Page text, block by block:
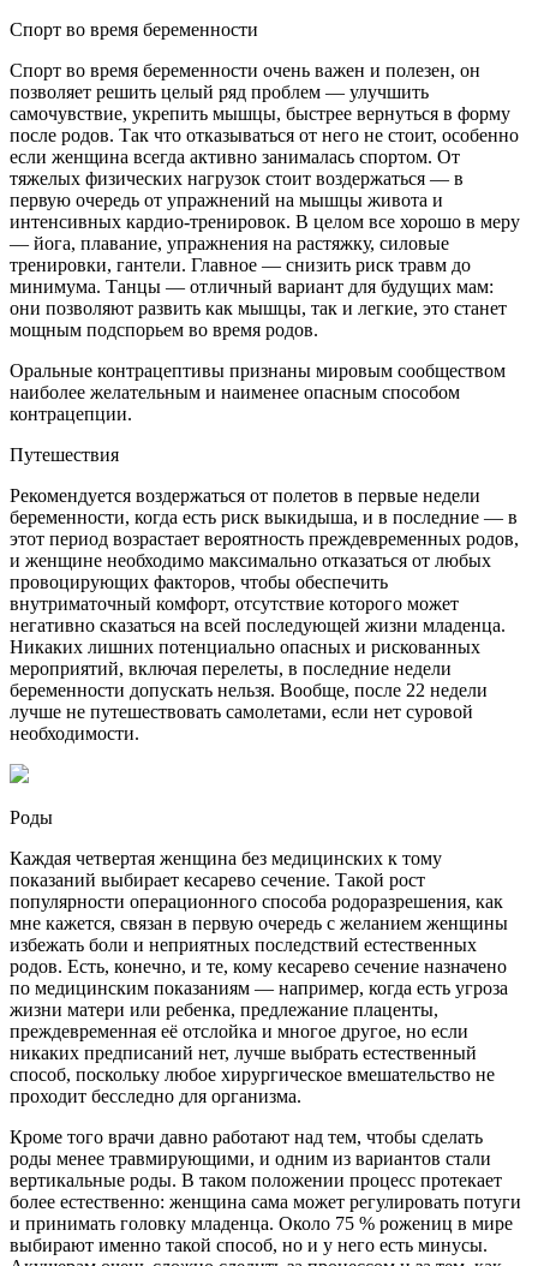
Спорт во время беременности
Спорт во время беременности очень важен и полезен, он
позволяет решить целый ряд проблем — улучшить
самочувствие, укрепить мышцы, быстрее вернуться в форму
после родов. Так что отказываться от него не стоит, особенно
если женщина всегда активно занималась спортом. От
тяжелых физических нагрузок стоит воздержаться — в
первую очередь от упражнений на мышцы живота и
интенсивных кардио-тренировок. В целом все хорошо в меру
— йога, плавание, упражнения на растяжку, силовые
тренировки, гантели. Главное — снизить риск травм до
минимума. Танцы — отличный вариант для будущих мам:
они позволяют развить как мышцы, так и легкие, это станет
мощным подспорьем во время родов.
Оральные контрацептивы признаны мировым сообществом
наиболее желательным и наименее опасным способом
контрацепции.
Путешествия
Рекомендуется воздержаться от полетов в первые недели
беременности, когда есть риск выкидыша, и в последние — в
этот период возрастает вероятность преждевременных родов,
и женщине необходимо максимально отказаться от любых
провоцирующих факторов, чтобы обеспечить
внутриматочный комфорт, отсутствие которого может
негативно сказаться на всей последующей жизни младенца.
Никаких лишних потенциально опасных и рискованных
мероприятий, включая перелеты, в последние недели
беременности допускать нельзя. Вообще, после 22 недели
лучше не путешествовать самолетами, если нет суровой
необходимости.
Роды
Каждая четвертая женщина без медицинских к тому
показаний выбирает кесарево сечение. Такой рост
популярности операционного способа родоразрешения, как
мне кажется, связан в первую очередь с желанием женщины
избежать боли и неприятных последствий естественных
родов. Есть, конечно, и те, кому кесарево сечение назначено
по медицинским показаниям — например, когда есть угроза
жизни матери или ребенка, предлежание плаценты,
преждевременная её отслойка и многое другое, но если
никаких предписаний нет, лучше выбрать естественный
способ, поскольку любое хирургическое вмешательство не
проходит бесследно для организма.
Кроме того врачи давно работают над тем, чтобы сделать
роды менее травмирующими, и одним из вариантов стали
вертикальные роды. В таком положении процесс протекает
более естественно: женщина сама может регулировать потуги
и принимать головку младенца. Около 75 % рожениц в мире
выбирают именно такой способ, но и у него есть минусы.